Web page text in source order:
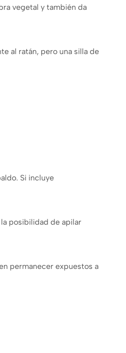
vegetal y también da
al ratán, pero una silla de
Si incluye
posibilidad de apilar
permanecer expuestos a